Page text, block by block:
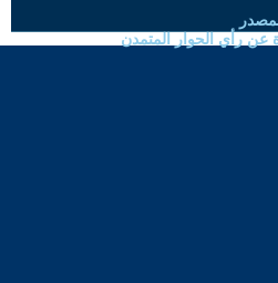
عن رأي الحوار المتمدن